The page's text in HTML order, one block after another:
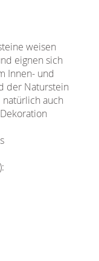
weisen
eignen sich
Innen- und
der Naturstein
auch